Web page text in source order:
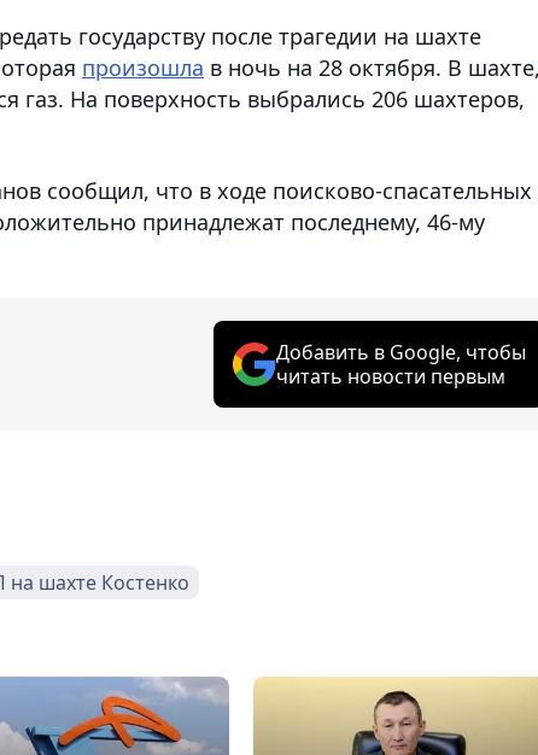
государству после трагедии на шахте
произошла в ночь на 28 октября. В
газ. На поверхность выбрались 206 шахтеров,
сообщил, что в ходе поисково-спасательных
принадлежат последнему, 46-му
Добавить в Google, чтобы
читать новости первым
на шахте Костенко